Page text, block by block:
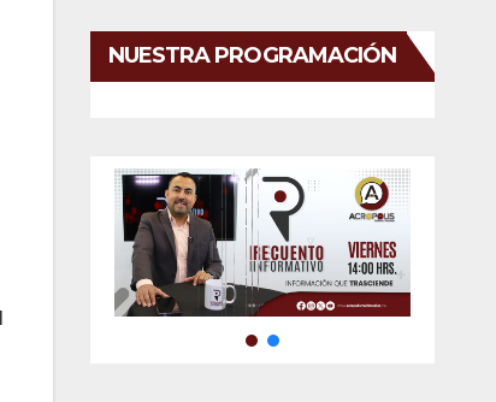
NUESTRA PROGRAMACIÓN